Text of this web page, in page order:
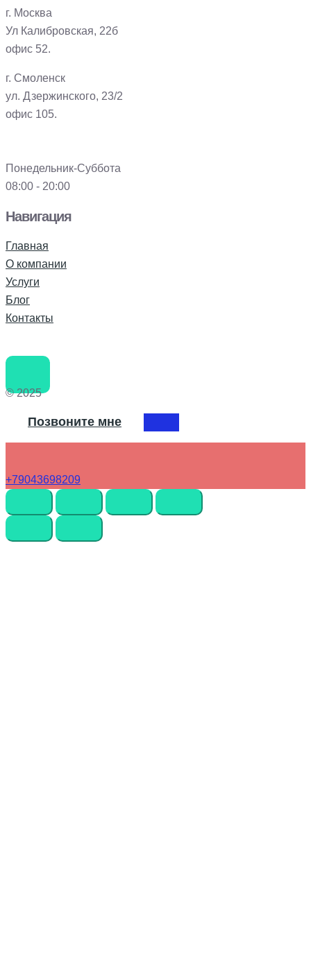
г. Москва
Ул Калибровская, 22б
офис 52.
г. Смоленск
ул. Дзержинского, 23/2
офис 105.
Понедельник-Суббота
08:00 - 20:00
Навигация
Главная
О компании
Услуги
Блог
Контакты
© 2025
Позвоните мне
+79043698209